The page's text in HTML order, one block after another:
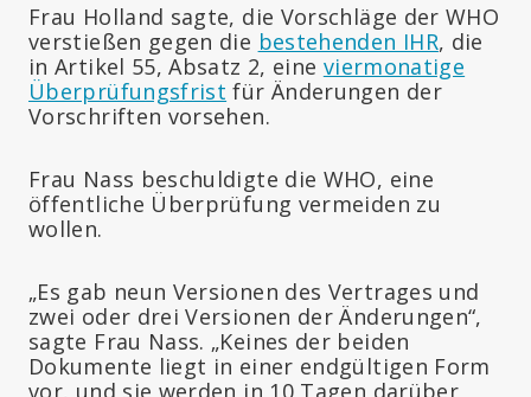
Frau Holland sagte, die Vorschläge der WHO
verstießen gegen die bestehenden IHR, die
in Artikel 55, Absatz 2, eine viermonatige
Überprüfungsfrist für Änderungen der
Vorschriften vorsehen.
Frau Nass beschuldigte die WHO, eine
öffentliche Überprüfung vermeiden zu
wollen.
„Es gab neun Versionen des Vertrages und
zwei oder drei Versionen der Änderungen“,
sagte Frau Nass. „Keines der beiden
Dokumente liegt in einer endgültigen Form
vor, und sie werden in 10 Tagen darüber